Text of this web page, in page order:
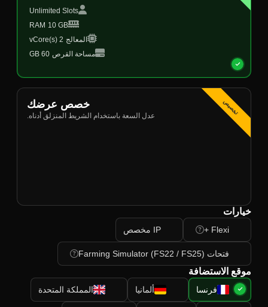
Unlimited Slots
RAM 10 GB
المعالج 2 vCore(s)
مساحة القرص 60 GB
تخصيص خصص عرضك
عدل السعة باستخدام الشريط المنزلق أدناه.
خيارات
Flexi +
فتحات Farming Simulator (FS22 / FS25)
موقع الاستضافة
فرنسا ألمانيا المملكة المتحدة